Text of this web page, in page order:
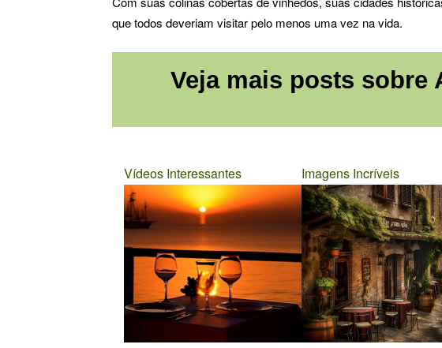
que todos deveriam visitar pelo menos uma vez na vida.
Veja mais posts sobre
Vídeos Interessantes Imagens Incríveis